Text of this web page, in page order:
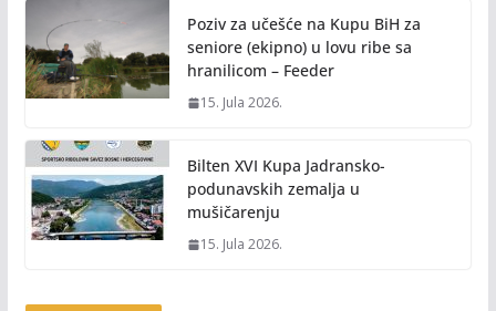
Poziv za učešće na Kupu BiH za
seniore (ekipno) u lovu ribe sa
hranilicom – Feeder
15. Jula 2026.
Bilten XVI Kupa Jadransko-
podunavskih zemalja u
mušičarenju
15. Jula 2026.